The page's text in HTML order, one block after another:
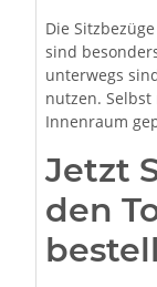
Die
sind
unterwegs
nutzen.
Innenraum
Jetzt
den